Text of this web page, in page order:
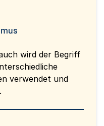
wird der Begriff
verwendet und